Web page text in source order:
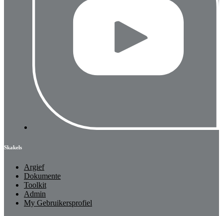
Skakels
Argief
Dokumente
Toolkit
Admin
My Gebruikersprofiel